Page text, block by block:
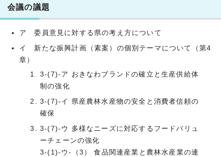
会議の議題
ア 委員意見に対する県の考え方について
イ 新たな振興計画（素案）の個別テーマについて（第4
章）
3-(7)-ア おきなわブランドの確立と生産供給体
制の強化
3-(7)-イ 県産農林水産物の安全と消費者信頼の
確保
3-(7)-ウ 多様なニーズに対応するフードバリュ
ーチェーンの強化
3-(1)-ウ-（3） 食品関連産業と農林水産業の連